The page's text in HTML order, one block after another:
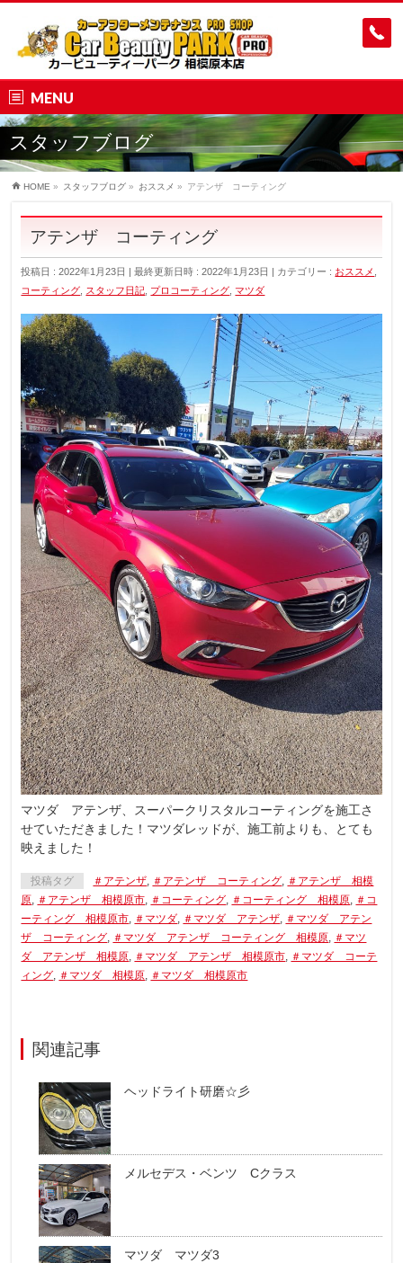
MENU
スタッフブログ
HOME » スタッフブログ » おススメ » アテンザ コーティング
アテンザ コーティング
投稿日 : 2022年1月23日 最終更新日時 : 2022年1月23日 カテゴリー : おススメ
コーティング スタッフ日記 プロコーティング ,マツダ
マツダ アテンザ、スーパークリスタルコーティングを施工さ
せていただきました！マツダレッドが、施工前よりも、とても
映えました！
投稿タグ ＃アテンザ, ＃アテンザ コーティング, ＃アテンザ 相模
原, ＃アテンザ 相模原市, ＃コーティング, ＃コーティング 相模原, ＃コ
ーティング 相模原市, ＃マツダ, ＃マツダ アテンザ, ＃マツダ アテン
ザ コーティング, ＃マツダ アテンザ コーティング 相模原, ＃マツ
ダ アテンザ 相模原, ＃マツダ アテンザ 相模原市, ＃マツダ コーテ
ィング, ＃マツダ 相模原, ＃マツダ 相模原市
関連記事
ヘッドライト研磨☆彡
メルセデス・ベンツ Cクラス
マツダ マツダ3